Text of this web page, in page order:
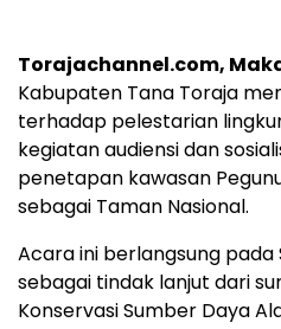
Torajachannel.com,
Kabupaten Tana Toraja
terhadap pelestarian
kegiatan audiensi dan
penetapan kawasan
sebagai Taman Nasional.
Acara ini berlangsung pada
sebagai tindak lanjut dari
Konservasi Sumber Daya